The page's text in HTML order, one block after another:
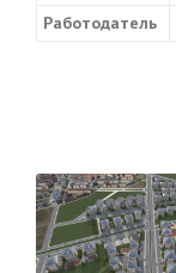
Работодатель